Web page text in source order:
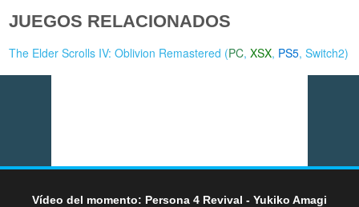
JUEGOS RELACIONADOS
The Elder Scrolls IV: Oblivion Remastered (PC,XSX, PS5,Switch2)
Vídeo del momento: Persona 4 Revival - Yukiko Amagi